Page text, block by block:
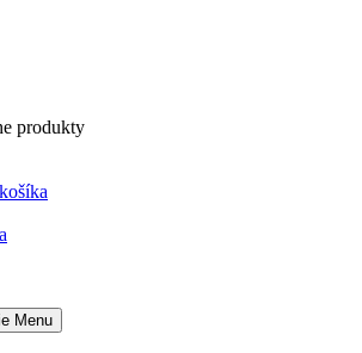
produkty
Menu